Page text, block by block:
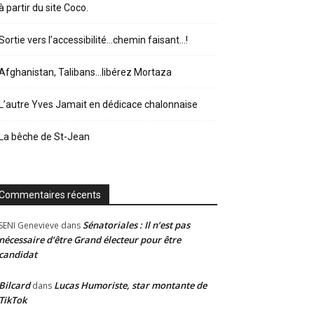
partir du site Coco.
vers l’accessibilité…chemin faisant…!
Talibans…libérez Mortaza
Yves Jamait en dédicace chalonnaise
bêche de St-Jean
récents
Genevieve dansSénatoriales : Il n’est pas
d’être Grand électeur pour être
dans Lucas Humoriste, star montante de